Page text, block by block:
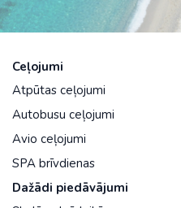
Ceļojumi
Atpūtas ceļojumi
Autobusu ceļojumi
Avio ceļojumi
SPA brīvdienas
Dažādi piedāvājumi